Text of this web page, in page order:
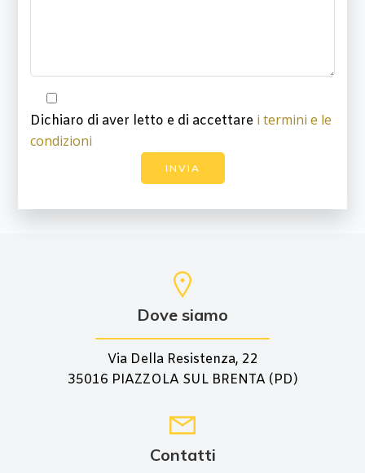
Dichiaro di aver letto e di accettare i termini e le
condizioni
Dove siamo
Via Della Resistenza, 22
35016 PIAZZOLA SUL BRENTA (PD)
Contatti